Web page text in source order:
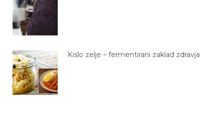
Kislo zelje – fermentirani zaklad zdravja